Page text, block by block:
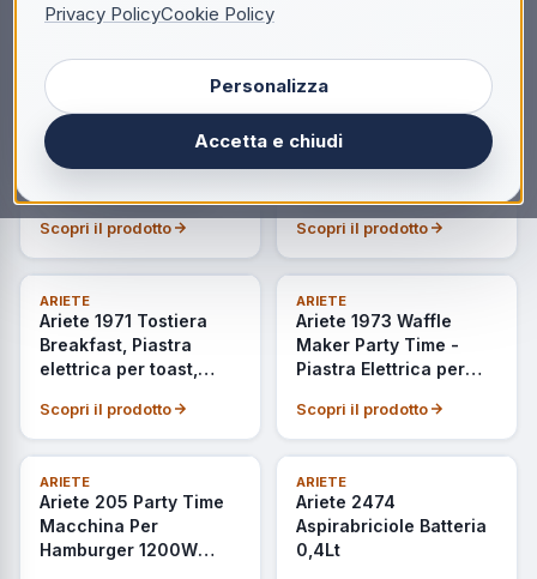
Privacy PolicyCookie Policy
Personalizza
Accetta e chiudi
Capacità 2 fette di
pane, Pinze in acciaio
inox, 7 livelli di
doratura, Pulsante
stop, Tocco freddo,
Dark & Sahara Grey
NON DISPONIBILE
ARIETE
Ariete 1918 Grill &
Taste Griglia Elettrica
removibili basculanti
apertura 180° 5
Temperature 2000
Scopri il prodotto
ULTIMI PEZZI
Ariete 1934 MetalGrill
3 Modalità Di Cottura
Silver Black
Scopri il prodotto
NON DISPONIBILE
ARIETE
Ariete 1971 Tostiera
Breakfast, Piastra
elettrica per toast,
750W, Piastre fisse
grill, Rivestimento
Posizione e
riponimento verticale,
Dark & Sahara Grey
Scopri il prodotto
ULTIMI PEZZI
ARIETE
Ariete 1973 Waffle
Maker Party Time -
Piastra Elettrica per
Antiaderenti - 700 W
Rosso
Scopri il prodotto
ULTIMI PEZZI
ARIETE
Ariete 205 Party Time
Macchina Per
Hamburger 1200W
ULTIMI PEZZI
ARIETE
Ariete 2474
Aspirabriciole Batteria
0,4Lt